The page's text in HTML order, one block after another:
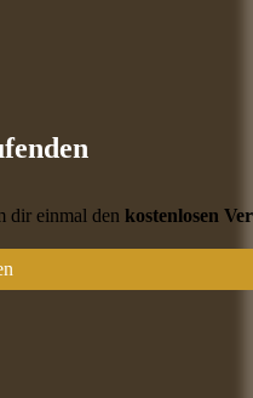
dir einmal denkostenlosen